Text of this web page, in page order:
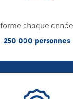
forme chaque année
250 000 personnes